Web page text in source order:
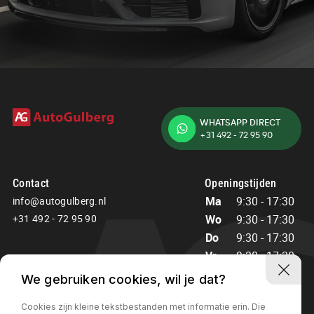
5741TR Beek en Donk
WHATSAPP DIRECT
+31 492 - 72 95 90
Contact
info@autogulberg.nl
+31 492 - 72 95 90
Openingstijden
Ma
9:30 - 17:30
Wo
9:30 - 17:30
Do
9:30 - 17:30
Vr
9:30 - 17:30
Za
10:00 - 15:00
We gebruiken cookies, wil je dat?
Cookies zijn kleine tekstbestanden met informatie erin. Die